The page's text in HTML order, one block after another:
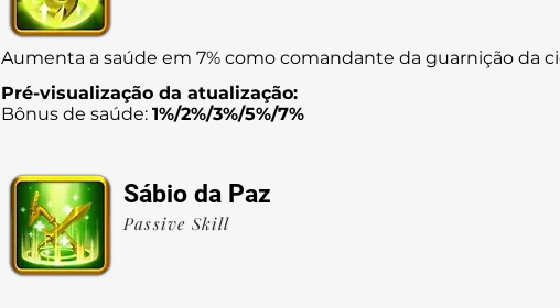
Aumenta a saúde em 7% como comandante da guarnição da
Pré-visualização da atualização:
Bônus de saúde: 1%/2%/3%/5%/7%
Sábio da Paz
Passive Skill